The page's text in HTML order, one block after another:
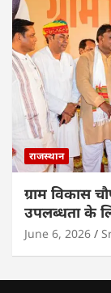
राजस्थान
ग्राम विकास
उपलब्धता के
June 6, 2026